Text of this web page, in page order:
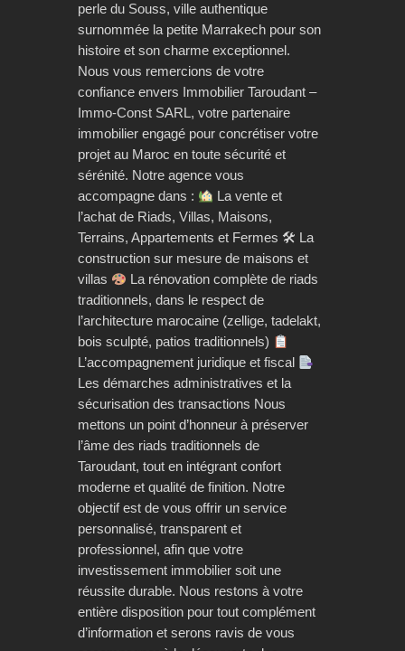
perle du Souss, ville authentique
surnommée la petite Marrakech pour son
histoire et son charme exceptionnel.
Nous vous remercions de votre
confiance envers Immobilier Taroudant –
Immo-Const SARL, votre partenaire
immobilier engagé pour concrétiser votre
projet au Maroc en toute sécurité et
sérénité. Notre agence vous
accompagne dans :
La vente et
l’achat de Riads, Villas, Maisons,
Terrains, Appartements et Fermes 🛠 La
construction sur mesure de maisons et
villas
La rénovation complète de riads
traditionnels, dans le respect de
l’architecture marocaine (zellige, tadelakt,
bois sculpté, patios traditionnels)
L’accompagnement juridique et fiscal
Les démarches administratives et la
sécurisation des transactions Nous
mettons un point d’honneur à préserver
l’âme des riads traditionnels de
Taroudant, tout en intégrant confort
moderne et qualité de finition. Notre
objectif est de vous offrir un service
personnalisé, transparent et
professionnel, afin que votre
investissement immobilier soit une
réussite durable. Nous restons à votre
entière disposition pour tout complément
d’information et serons ravis de vous